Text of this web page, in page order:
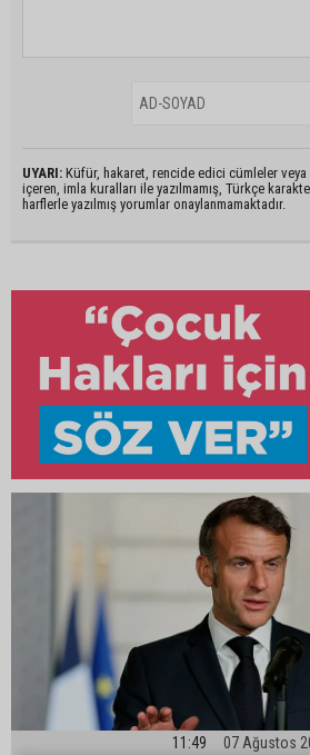
UYARI: Küfür, hakaret, rencide edici cümleler veya
içeren, imla kuralları ile yazılmamış, Türkçe
harflerle yazılmış yorumlar onaylanmamaktadır.
11:49 07 Ağustos